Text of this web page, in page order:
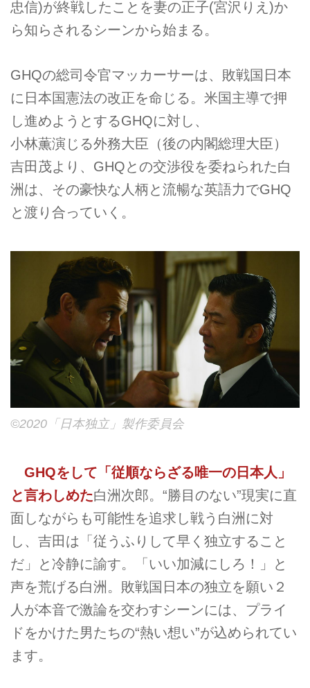
忠信)が終戦したことを妻の正子(宮沢りえ)か
ら知らされるシーンから始まる。
GHQの総司令官マッカーサーは、敗戦国日本
に日本国憲法の改正を命じる。米国主導で押
し進めようとするGHQに対し、
小林薫演じる外務大臣（後の内閣総理大臣）
吉田茂より、GHQとの交渉役を委ねられた白
洲は、その豪快な人柄と流暢な英語力でGHQ
と渡り合っていく。
©2020「日本独立」製作委員会
GHQをして「従順ならざる唯一の日本人」
と言わしめた白洲次郎。“勝目のない”現実に直
面しながらも可能性を追求し戦う白洲に対
し、吉田は「従うふりして早く独立すること
だ」と冷静に諭す。「いい加減にしろ！」と
声を荒げる白洲。敗戦国日本の独立を願い２
人が本音で激論を交わすシーンには、プライ
ドをかけた男たちの“熱い想い”が込められてい
ます。